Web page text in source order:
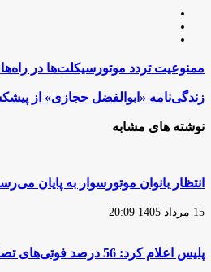
ممنوعیت
موتورسیکلت‌ها
در
راه‌های
بارانی
ممنوعیت تردد موتورسیکلت‌ها در
زندگی‌نامه
حجازی»
از
موتورسیکلت
و
دوچرخه
ایران
شد
زندگی‌نامه «ابوالفضل حجازی» از
نوشته های مشابه
انتظار بانوان موتورسوار به پایان
15 مرداد 1405 20:09
پلیس اعلام کرد: 56 درصد فوتی‌های تصادفات قم را راکبان موتورسیکلت تشکیل می‌دهند